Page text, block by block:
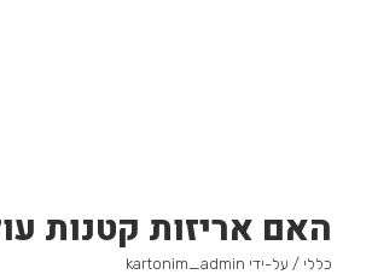
האם אריזות קטנות
כללי / על-ידי kartonim_admin